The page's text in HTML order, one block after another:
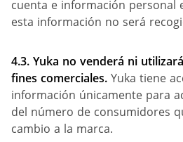
cuenta e información personal
esta información no será
4.3. Yuka no venderá ni
fines comerciales. Yuka tiene
información únicamente para
del número de consumidores
cambio a la marca.